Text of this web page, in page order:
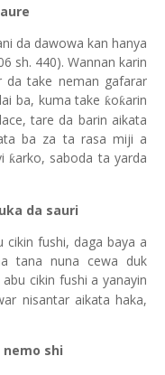
da dawowa kan hanya
sh. 440). Wannan karin
da take neman gafarar
ba, kuma take ƙoƙarin
tare da barin aikata
ba za ta rasa miji a
ƙarko, saboda ta yarda
da sauri
cikin fushi, daga baya a
tana nuna cewa duk
cikin fushi a yanayin
nisantar aikata haka,
nemo shi